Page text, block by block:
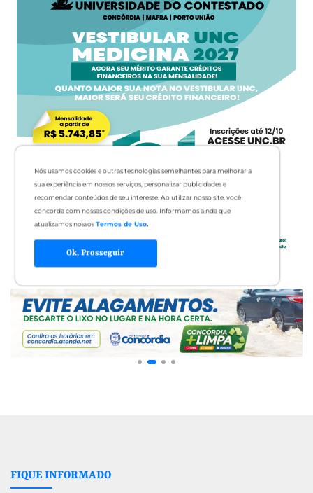
Nós usamos cookies e outras tecnologias semelhantes para melhorar a
sua experiência em nossos serviços, personalizar publicidades e
recomendar conteúdos de seu interesse. Ao utilizar nosso site, você
concorda com nossas condições de uso. Informamos ainda que
atualizamos nossosTermos de Uso.
Ok, Prosseguir
FIQUE INFORMADO